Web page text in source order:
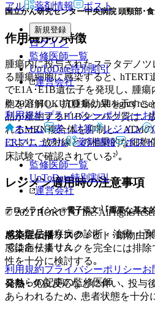
アル
薬剤情報 ポスト
新規登録
ログイン
監修医師一覧
UpToDate特別割引
運営会社
© 2021 HOKUTO Inc. All rights
利用規約プライバシーポリシーお
ホーム
表・計算 レジメン
ERマニュアル
薬剤情報 ポスト
監修医師一覧
UpToDate特別割引
運営会社
© 2021 HOKUTO Inc. All rights
※本製品は疾病の診断・治療・予
ではありません。
利用規約プライバシーポリシーお
こちらの記事の監修医師
国立がん研究センター中央病院 頭頸部･
作用機序の特徴
腫瘍内に投与されたスラタデノツ
る腫瘍細胞に感染すると､
でE1A･E1B遺伝子を発現し､ 腫
胞を溶解し､ 抗腫瘍効果を示すこ
品が産生するE1Bタンパク質は､
れるMRN複合体を抑制し､ ATM
により､ 放射線との相乗的な細胞
床試験で確認されている²⁾｡
レジメン適用時の注意事項
テロメライシン®電子添文¹⁾ ｢重要な基本
感染症伝播リスク :ヒト･動物由
感染症伝播リスクを完全には排
性を十分に検討する｡
発熱 :免疫反応などに伴い､ 投与
あらわれるため､ 患者状態を十分